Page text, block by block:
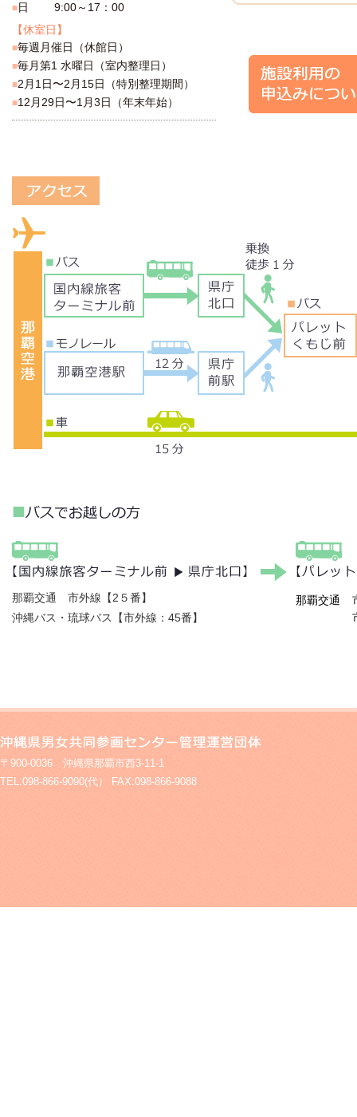
■日 9:00～17：00
【休室日】
■毎週月催日（休館日）
■毎月第1 水曜日（室内整理日）
■2月1日〜2月15日（特別整理期間）
■12月29日〜1月3日（年末年始）
■
那覇交通 市外線【2５番】
沖縄バス・琉球バス【市外線：45番】
那覇交通
〒900-0036 沖縄県那覇市西3-11-1
TEL:098-866-9090(代） FAX:098-866-9088